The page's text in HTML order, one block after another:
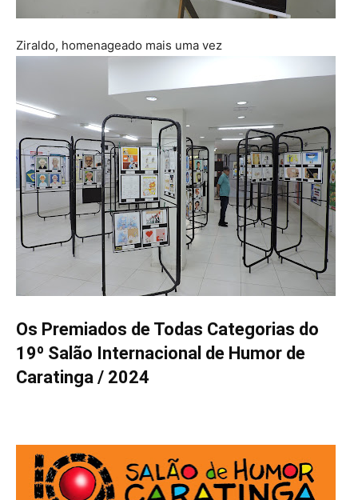
Ziraldo, homenageado mais uma vez
Os Premiados de Todas Categorias do
19º Salão Internacional de Humor de
Caratinga / 2024